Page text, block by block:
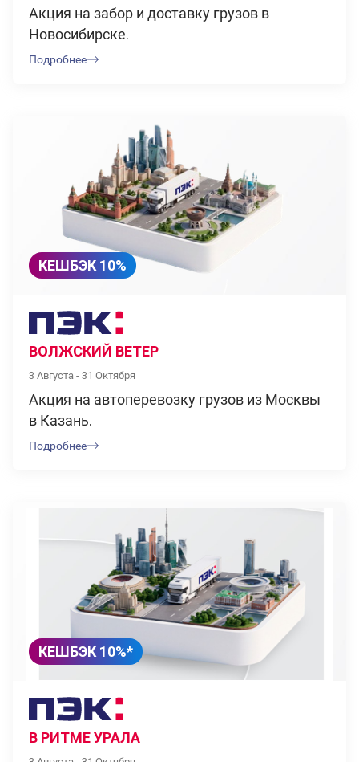
Акция на забор и доставку грузов в
Новосибирске.
Подробнее
КЕШБЭК 10%
ВОЛЖСКИЙ ВЕТЕР
3 Августа - 31 Октября
Акция на автоперевозку грузов из Москвы
в Казань.
Подробнее
КЕШБЭК 10%*
В РИТМЕ УРАЛА